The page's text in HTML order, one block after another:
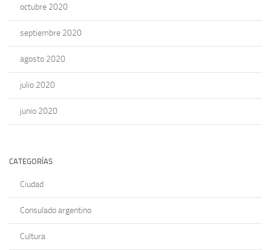
octubre 2020
septiembre 2020
agosto 2020
julio 2020
junio 2020
CATEGORÍAS
Ciudad
Consulado argentino
Cultura